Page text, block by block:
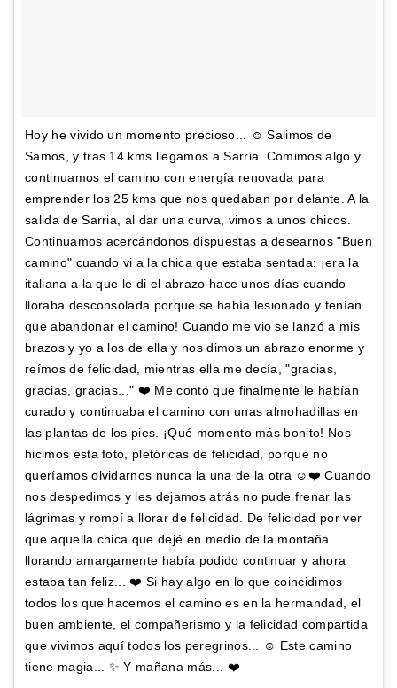
Hoy he vivido un momento precioso... ☺️ Salimos de
Samos, y tras 14 kms llegamos a Sarria. Comimos algo y
continuamos el camino con energía renovada para
emprender los 25 kms que nos quedaban por delante. A la
salida de Sarria, al dar una curva, vimos a unos chicos.
Continuamos acercándonos dispuestas a desearnos "Buen
camino" cuando vi a la chica que estaba sentada: ¡era la
italiana a la que le di el abrazo hace unos días cuando
lloraba desconsolada porque se había lesionado y tenían
que abandonar el camino! Cuando me vio se lanzó a mis
brazos y yo a los de ella y nos dimos un abrazo enorme y
reímos de felicidad, mientras ella me decía, "gracias,
gracias, gracias..." ❤️ Me contó que finalmente le habían
curado y continuaba el camino con unas almohadillas en
las plantas de los pies. ¡Qué momento más bonito! Nos
hicimos esta foto, pletóricas de felicidad, porque no
queríamos olvidarnos nunca la una de la otra ☺️❤️ Cuando
nos despedimos y les dejamos atrás no pude frenar las
lágrimas y rompí a llorar de felicidad. De felicidad por ver
que aquella chica que dejé en medio de la montaña
llorando amargamente había podido continuar y ahora
estaba tan feliz... ❤️ Si hay algo en lo que coincidimos
todos los que hacemos el camino es en la hermandad, el
buen ambiente, el compañerismo y la felicidad compartida
que vivimos aquí todos los peregrinos... ☺️ Este camino
tiene magia... ✨ Y mañana más... ❤️